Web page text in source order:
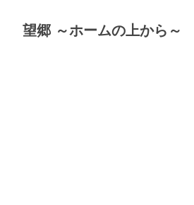
望郷 ～ホームの上から～